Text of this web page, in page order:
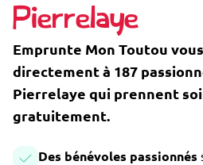
Pierrelaye
Emprunte Mon Toutou
directement à 187
Pierrelaye qui prennent
gratuitement.
Des bénévoles passionnés